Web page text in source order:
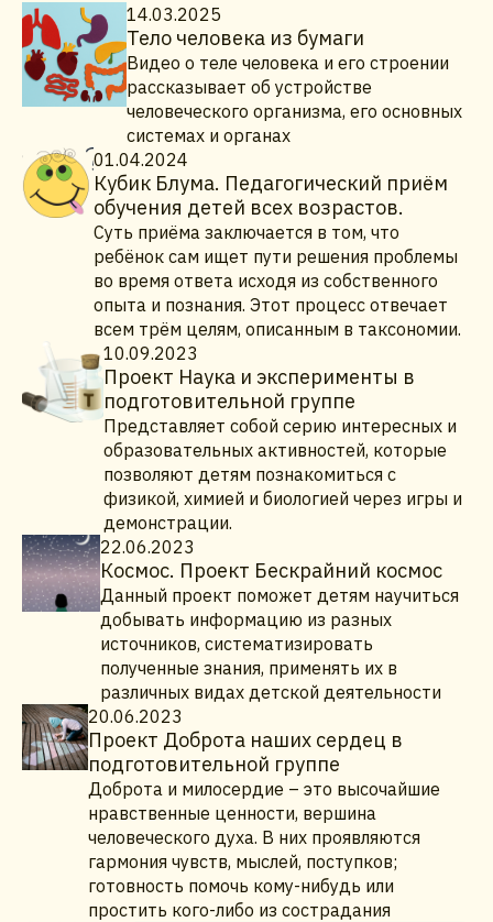
14.03.2025
Тело человека из бумаги
Видео о теле человека и его строении
рассказывает об устройстве
человеческого организма, его основных
системах и органах
01.04.2024
Кубик Блума. Педагогический приём
обучения детей всех возрастов.
Суть приёма заключается в том, что
ребёнок сам ищет пути решения проблемы
во время ответа исходя из собственного
опыта и познания. Этот процесс отвечает
всем трём целям, описанным в таксономии.
10.09.2023
Проект Наука и эксперименты в
подготовительной группе
Представляет собой серию интересных и
образовательных активностей, которые
позволяют детям познакомиться с
физикой, химией и биологией через игры и
демонстрации.
22.06.2023
Космос. Проект Бескрайний космос
Данный проект поможет детям научиться
добывать информацию из разных
источников, систематизировать
полученные знания, применять их в
различных видах детской деятельности
20.06.2023
Проект Доброта наших сердец в
подготовительной группе
Доброта и милосердие – это высочайшие
нравственные ценности, вершина
человеческого духа. В них проявляются
гармония чувств, мыслей, поступков;
готовность помочь кому-нибудь или
простить кого-либо из сострадания